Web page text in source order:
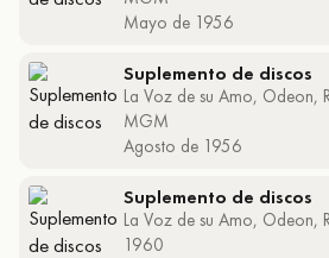
Mayo de 1956
Suplemento de discos
La Voz de su Amo, Odeon,
MGM
Agosto de 1956
Suplemento de discos
La Voz de su Amo, Odeon,
1960